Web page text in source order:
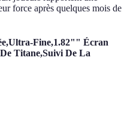
force après quelques mois de
Fine,1.82"" Écran
Titane,Suivi De La